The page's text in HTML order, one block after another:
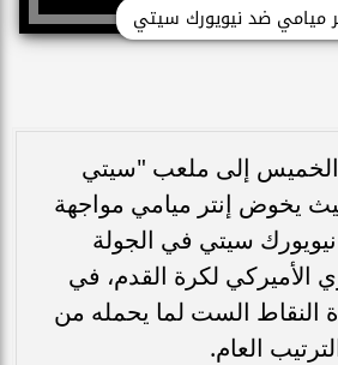
ميامي ضد نيويورك سيتي
الخميس إلى ملعب "سيتي
يخوض إنتر ميامي مواجهة
سيتي في الجولة
الأميركي لكرة القدم، في
النقاط الست لما يحمله من
العام.